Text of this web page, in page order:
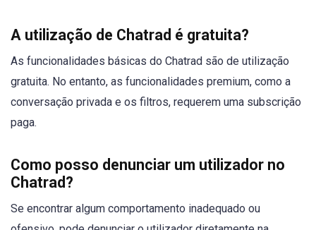
A utilização de Chatrad é gratuita?
As funcionalidades básicas do Chatrad são de utilização
gratuita. No entanto, as funcionalidades premium, como a
conversação privada e os filtros, requerem uma subscrição
paga.
Como posso denunciar um utilizador no
Chatrad?
Se encontrar algum comportamento inadequado ou